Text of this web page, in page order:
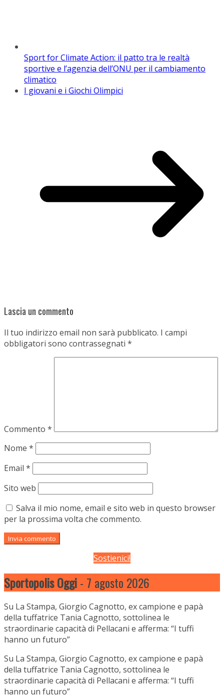
Sport for Climate Action: il patto tra le realtà
sportive e l’agenzia dell’ONU per il cambiamento
climatico
I giovani e i Giochi Olimpici
Lascia un commento
Il tuo indirizzo email non sarà pubblicato. I campi
obbligatori sono contrassegnati *
Commento *
Nome *
Email *
Sito web
Salva il mio nome, email e sito web in questo browser
per la prossima volta che commento.
Sostienici!
Sportopolis Oggi- 7 agosto 2026
Su La Stampa, Giorgio Cagnotto, ex campione e papà
della tuffatrice Tania Cagnotto, sottolinea le
straordinarie capacità di Pellacani e afferma: “I tuffi
hanno un futuro”
Su La Stampa, Giorgio Cagnotto, ex campione e papà
della tuffatrice Tania Cagnotto, sottolinea le
straordinarie capacità di Pellacani e afferma: “I tuffi
hanno un futuro”